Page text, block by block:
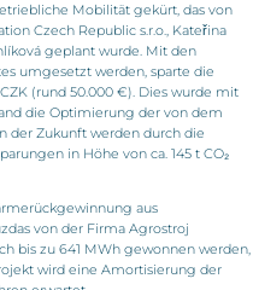
Mobilität gekürt, das von
Czech Republic s.r.o., Kateřina
geplant wurde. Mit den
umgesetzt werden, sparte die
(rund 50.000 €). Dies wurde mit
die Optimierung der von dem
der Zukunft werden durch die
in Höhe von ca. 145 t CO₂
aus
von der Firma Agrostroj
bis zu 641 MWh gewonnen werden,
wird eine Amortisierung der